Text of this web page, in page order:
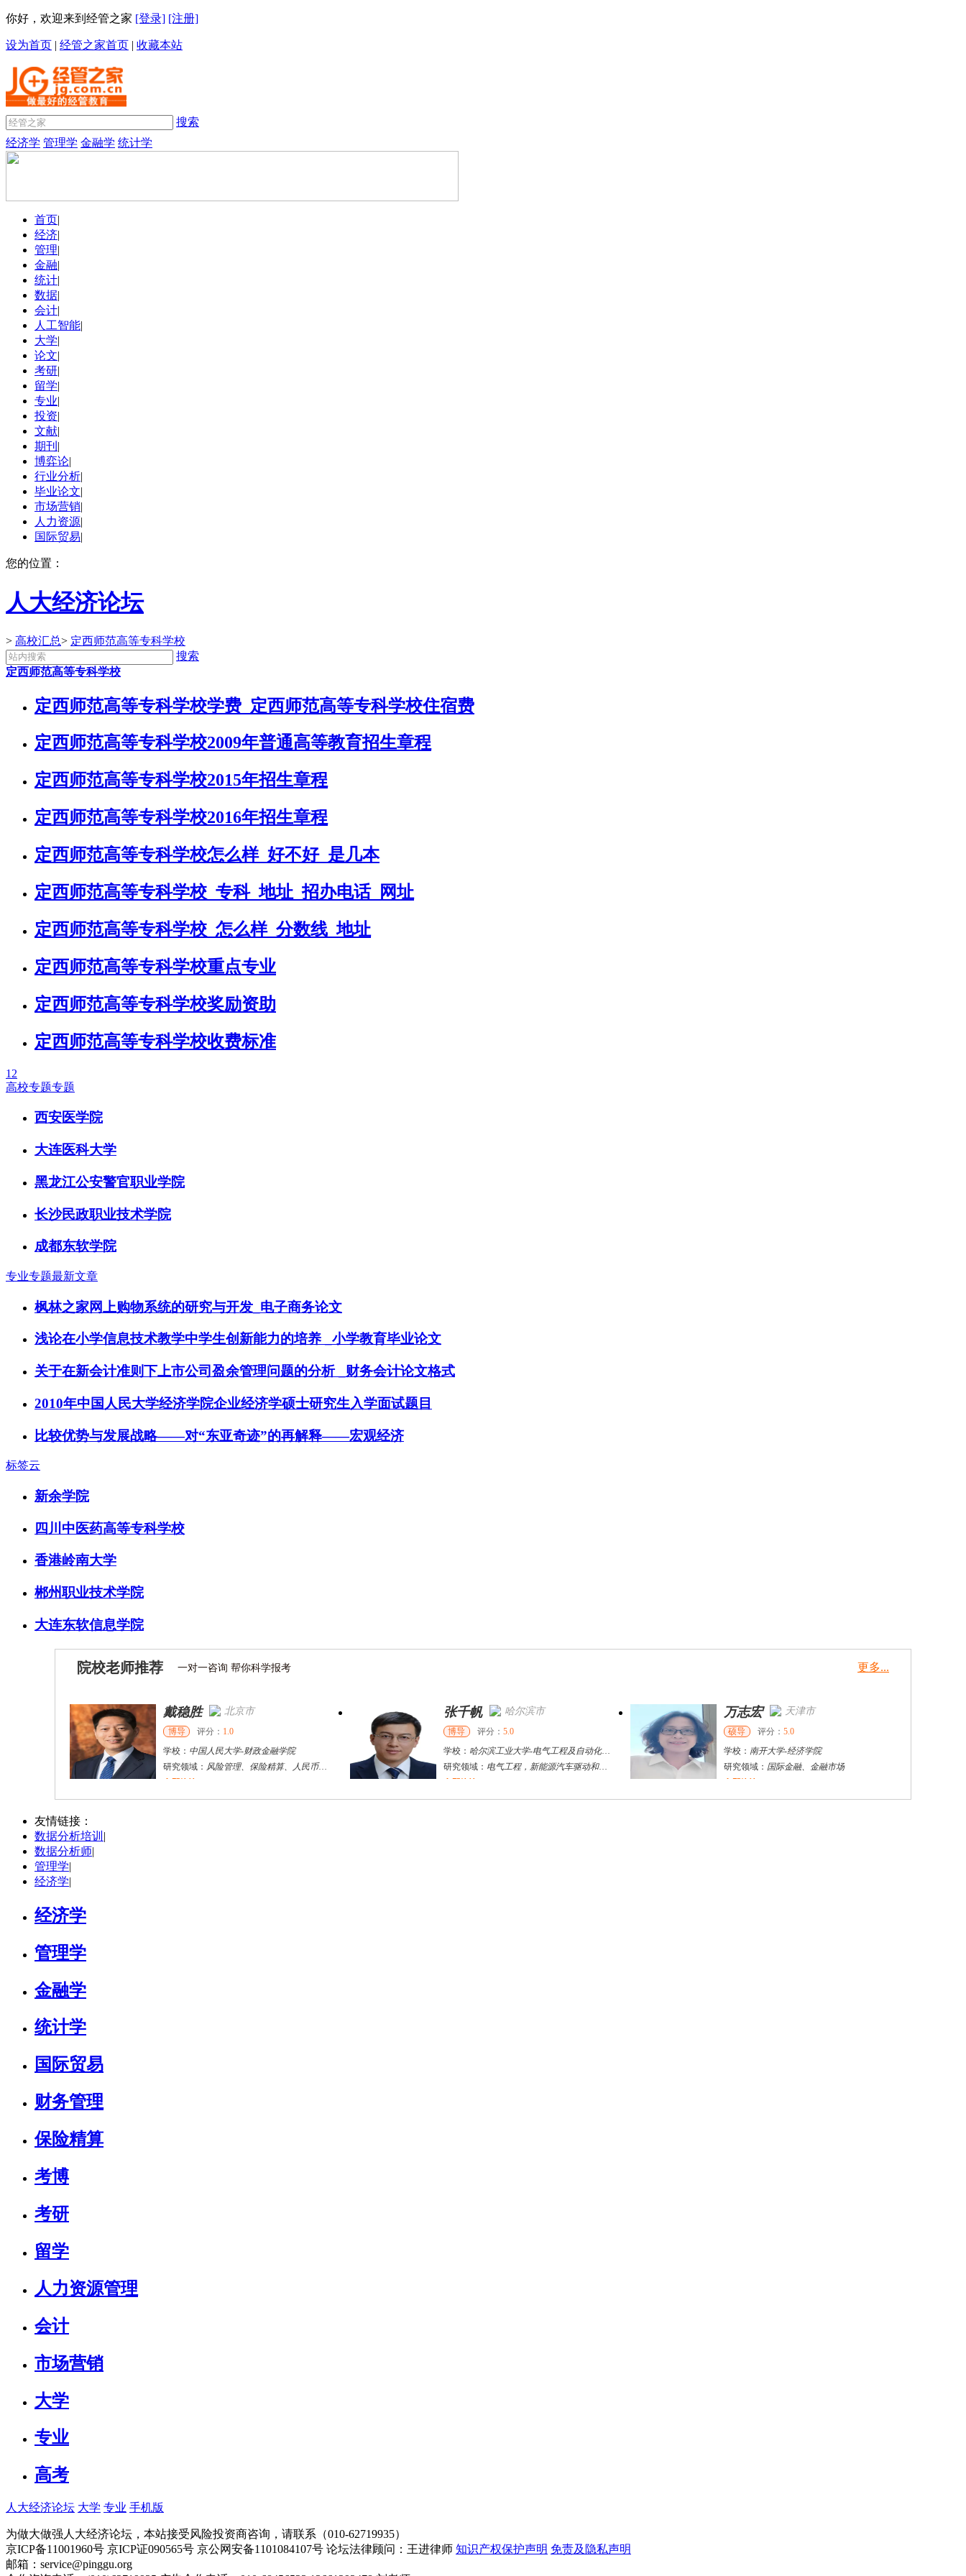
你好，欢迎来到经管之家 [登录] [注册]
设为首页 | 经管之家首页 | 收藏本站
搜索
经济学 管理学 金融学 统计学
首页|
经济|
管理|
金融|
统计|
数据|
会计|
人工智能|
大学|
论文|
考研|
留学|
专业|
投资|
文献|
期刊 |
博弈论|
行业分析|
毕业论文|
市场营销|
人力资源|
国际贸易|
您的位置：
人大经济论坛
> 高校汇总> 定西师范高等专科学校
搜索
定西师范高等专科学校
定西师范高等专科学校学费_定西师范高等专科学校住宿费
定西师范高等专科学校2009年普通高等教育招生章程
定西师范高等专科学校2015年招生章程
定西师范高等专科学校2016年招生章程
定西师范高等专科学校怎么样_好不好_是几本
定西师范高等专科学校_专科_地址_招办电话_网址
定西师范高等专科学校_怎么样_分数线_地址
定西师范高等专科学校重点专业
定西师范高等专科学校奖励资助
定西师范高等专科学校收费标准
1 2
高校专题专题
西安医学院
大连医科大学
黑龙江公安警官职业学院
长沙民政职业技术学院
成都东软学院
专业专题最新文章
枫林之家网上购物系统的研究与开发_电子商务论文
浅论在小学信息技术教学中学生创新能力的培养 _小学教育毕业论文
关于在新会计准则下上市公司盈余管理问题的分析 _财务会计论文格式
2010年中国人民大学经济学院企业经济学硕士研究生入学面试题目
比较优势与发展战略——对“东亚奇迹”的再解释——宏观经济
标签云
新余学院
四川中医药高等专科学校
香港岭南大学
郴州职业技术学院
大连东软信息学院
院校老师推荐 一对一咨询 帮你科学报考 更多...
戴稳胜 北京市
博导 评分： 1.0
学校： 中国人民大学-财政金融学院
研究领域： 风险管理、保险精算、人民币国际化
立即咨询
张千帆 哈尔滨市
博导 评分： 5.0
学校： 哈尔滨工业大学-电气工程及自动化学院
研究领域： 电气工程，新能源汽车驱动和充电
立即咨询
万志宏 天津市
硕导 评分： 5.0
学校： 南开大学-经济学院
研究领域： 国际金融、金融市场
立即咨询
陈传红 武汉市 何斌锋 苏州市 杜** 黄浦区
友情链接：
数据分析培训 |
数据分析师|
管理学|
经济学|
经济学
管理学
金融学
统计学
国际贸易
财务管理
保险精算
考博
考研
留学
人力资源管理
会计
市场营销
大学
专业
高考
人大经济论坛 大学 专业 手机版
为做大做强人大经济论坛，本站接受风险投资商咨询，请联系（010-62719935）
京ICP备11001960号 京ICP证090565号 京公网安备1101084107号 论坛法律顾问：王进律师 知识产权保护声明 免责及隐私声明
邮箱：service@pinggu.org